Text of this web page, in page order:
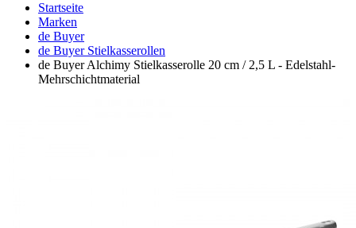
Startseite
Marken
de Buyer
de Buyer Stielkasserollen
de Buyer Alchimy Stielkasserolle 20 cm / 2,5 L - Edelstahl-
Mehrschichtmaterial